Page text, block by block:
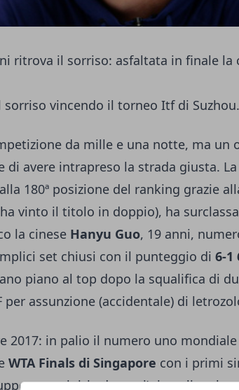
ritrova il sorriso: asfaltata in finale la
vincendo il torneo Itf di Suzhou.
da mille e una notte, ma un
di avere intrapreso la strada giusta.
180ª posizione del ranking grazie
vinto il titolo in doppio), ha
la cinese Hanyu Guo, 19 anni,
set chiusi con il punteggio di 6-1
piano al top dopo la squalifica di
per assunzione (accidentale) di
2017: in palio il numero uno
WTA Finals di Singapore con i primi
rosso inizia domani): in palio,